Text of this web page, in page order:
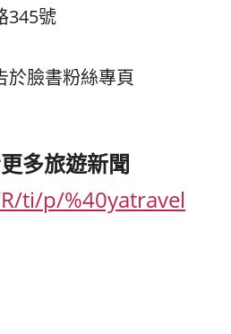
345號
於臉書粉絲專頁
多旅遊新聞
ti/p/%40yatravel